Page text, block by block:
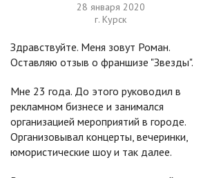
28 января 2020
г. Курск
Здравствуйте. Меня зовут Роман.
Оставляю отзыв о франшизе "Звезды".
Мне 23 года. До этого руководил в
рекламном бизнесе и занимался
организацией мероприятий в городе.
Организовывал концерты, вечеринки,
юмористические шоу и так далее.